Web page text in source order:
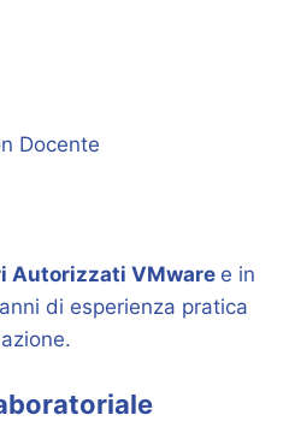
Docente
Autorizzati VMware e in
di esperienza pratica